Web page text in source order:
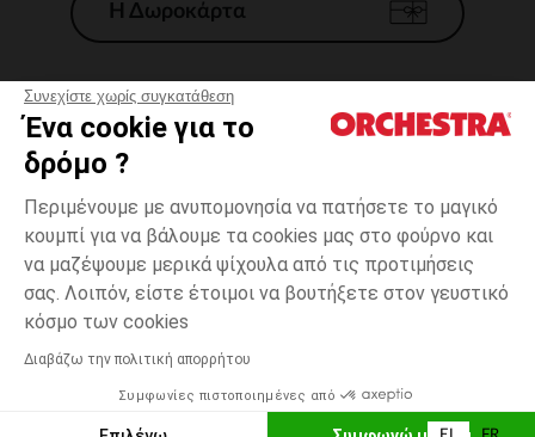
Συνεχίστε χωρίς συγκατάθεση
Ένα cookie για το
δρόμο ?
Περιμένουμε με ανυπομονησία να πατήσετε το μαγικό
κουμπί για να βάλουμε τα cookies μας στο φούρνο και
να μαζέψουμε μερικά ψίχουλα από τις προτιμήσεις
σας. Λοιπόν, είστε έτοιμοι να βουτήξετε στον γευστικό
κόσμο των cookies
Διαβάζω την πολιτική απορρήτου
Συμφωνίες πιστοποιημένες από
Πορτοκαλί
3
Δυνατότητα πληρωμής με
ΠΡΟΣΘΉΚΗ ΣΤΟ ΚΑΛΆΘΙ
Η Δωροκάρτα
Γενικοί 'Οροι Πώλησης
*Εμπορικες προσφορες
Προσωπικά δεδομένα
Διαχείρηση των cookies
Προσβασιμότητα: μη συμμορφούμενη
H Orchestra συμμετέχει στον κωδικά δεοντολογίας και στο σύστημα
μεσολάβησης της Γαλλικής Ομοσπονδίας Ηλεκτρονικού Εμπορίου.